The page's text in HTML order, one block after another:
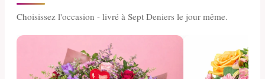
Choisissez l'occasion - livré à Sept Deniers le jour même.